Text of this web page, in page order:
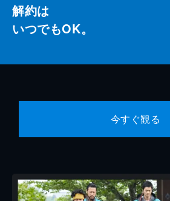
解約は
いつでもOK。
今すぐ観る